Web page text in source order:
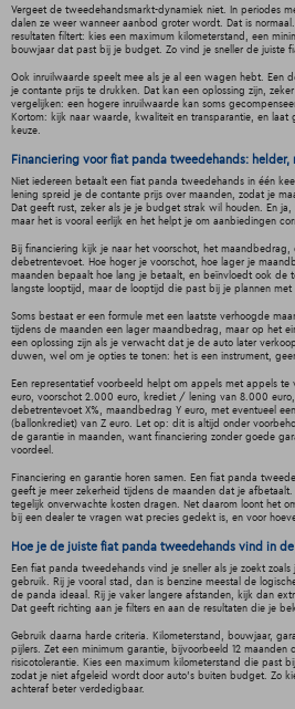
Vergeet de tweedehandsmarkt-dynamiek niet. In periodes
dalen ze weer wanneer aanbod groter wordt. Dat is
resultaten filtert: kies een maximum kilometerstand, een
bouwjaar dat past bij je budget. Zo vind je sneller de juiste
Ook inruilwaarde speelt mee als je al een wagen hebt. Een
je contante prijs te drukken. Dat kan een oplossing zijn,
vergelijken: een hogere inruilwaarde kan soms
Kortom: kijk naar waarde, kwaliteit en transparantie, en laat
keuze.
Financiering voor fiat panda tweedehands: helder,
Niet iedereen betaalt een fiat panda tweedehands in één
lening spreid je de contante prijs over maanden, zodat je
Dat geeft rust, zeker als je je budget strak wil houden. En ja,
maar het is vooral eerlijk en het helpt je om aanbiedingen
Bij financiering kijk je naar het voorschot, het
debetrentevoet. Hoe hoger je voorschot, hoe lager je
maanden bepaalt hoe lang je betaalt, en beïnvloedt ook de
langste looptijd, maar de looptijd die past bij je plannen
Soms bestaat er een formule met een laatste verhoogde
tijdens de maanden een lager maandbedrag, maar op het
een oplossing zijn als je verwacht dat je de auto later
duwen, wel om je opties te tonen: het is een instrument,
Een representatief voorbeeld helpt om appels met appels
euro, voorschot 2.000 euro, krediet / lening van 8.000
debetrentevoet X%, maandbedrag Y euro, met eventueel
(ballonkrediet) van Z euro. Let op: dit is altijd onder
de garantie in maanden, want financiering zonder goede
voordeel.
Financiering en garantie horen samen. Een fiat panda
geeft je meer zekerheid tijdens de maanden dat je
tegelijk onverwachte kosten dragen. Net daarom loont het
bij een dealer te vragen wat precies gedekt is, en voor
Hoe je de juiste fiat panda tweedehands vind in
Een fiat panda tweedehands vind je sneller als je zoekt
gebruik. Rij je vooral stad, dan is benzine meestal de
de panda ideaal. Rij je vaker langere afstanden, kijk dan
Dat geeft richting aan je filters en aan de resultaten die je
Gebruik daarna harde criteria. Kilometerstand, bouwjaar,
pijlers. Zet een minimum garantie, bijvoorbeeld 12 maanden
risicotolerantie. Kies een maximum kilometerstand die past
zodat je niet afgeleid wordt door auto’s buiten budget. Zo
achteraf beter verdedigbaar.